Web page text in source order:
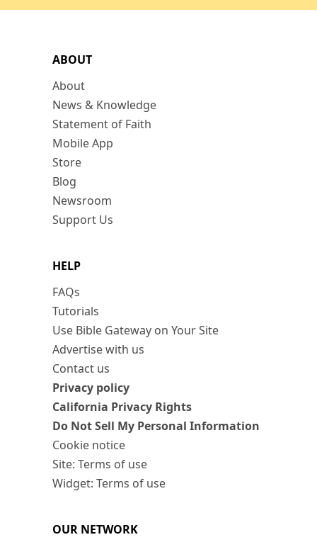
ABOUT
About
News & Knowledge
Statement of Faith
Mobile App
Store
Blog
Newsroom
Support Us
HELP
FAQs
Tutorials
Use Bible Gateway on Your Site
Advertise with us
Contact us
Privacy policy
California Privacy Rights
Do Not Sell My Personal Information
Cookie notice
Site: Terms of use
Widget: Terms of use
OUR NETWORK